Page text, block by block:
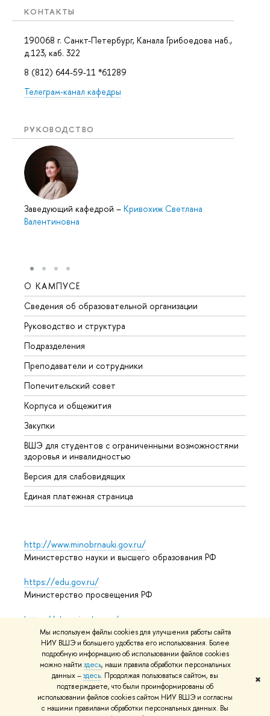
Мы используем файлы cookies для улучшения работы сайта
НИУ ВШЭ и большего удобства его использования. Более
подробную информацию об использовании файлов cookies
можно найти здесь, наши правила обработки персональных
данных –здесь. Продолжая пользоваться сайтом, вы
подтверждаете, что были проинформированы об
использовании файлов cookies сайтом НИУ ВШЭ и согласны
с нашими правилами обработки персональных данных. Вы
✖
КОНТАКТЫ
190068 г. Санкт-Петербург, Канала Грибоедова наб.,
д.123, каб. 322
8 (812) 644-59-11 *61289
Телеграм-канал кафедры
РУКОВОДСТВО
Заведующий кафедрой – Кривохиж Светлана
Валентиновна
О КАМПУСЕ
Сведения об образовательной организации
Руководство и структура
Подразделения
Преподаватели и сотрудники
Попечительский совет
Корпуса и общежития
Закупки
ВШЭ для студентов с ограниченными возможностями
здоровья и инвалидностью
Версия для слабовидящих
Единая платежная страница
http://www.minobrnauki.gov.ru/
Министерство науки и высшего образования РФ
https://edu.gov.ru/
Министерство просвещения РФ
https://elearning.hse.ru/mooc
Массовые открытые онлайн-курсы
© НИУ ВШЭ 1993–2026 Адреса и контактыУсловия
использования материаловПолитика конфиденциальности
Карта сайта